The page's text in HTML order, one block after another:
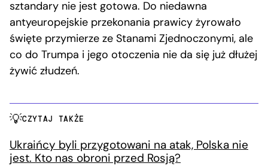
sztandary nie jest gotowa. Do niedawna
antyeuropejskie przekonania prawicy żyrowało
święte przymierze ze Stanami Zjednoczonymi, ale
co do Trumpa i jego otoczenia nie da się już dłużej
żywić złudzeń.
CZYTAJ TAKŻE
Ukraińcy byli przygotowani na atak, Polska nie
jest. Kto nas obroni przed Rosją?